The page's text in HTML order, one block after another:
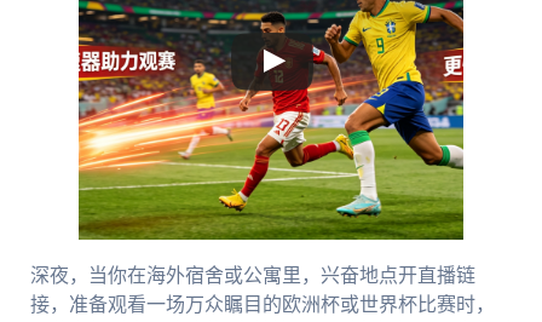
深夜，当你在海外宿舍或公寓里，兴奋地点开直播链
接，准备观看一场万众瞩目的欧洲杯或世界杯比赛时，